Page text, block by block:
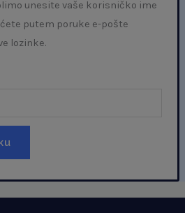
unesite vaše korisničko ime
putem poruke e-pošte
lozinke.